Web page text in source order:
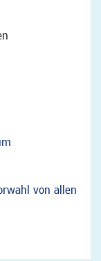
von allen